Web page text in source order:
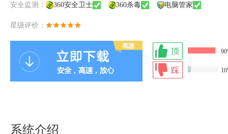
安全监测： 360安全卫士 360杀毒 电脑管家
星级评价：
系统介绍